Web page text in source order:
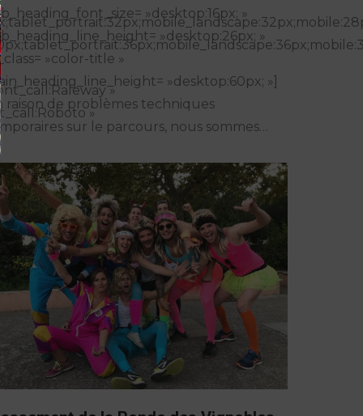
»desktop:16px; »
»desktop:26px; »
»color-title »
»desktop:60px; »]
raison de problèmes techniques
sur le parcours, nous sommes…
»
»